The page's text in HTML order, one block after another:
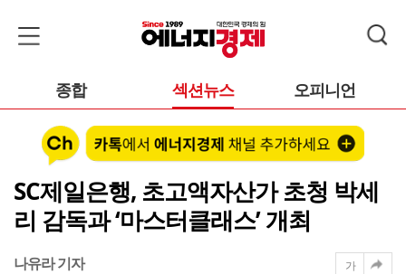
종합 섹션뉴스 오피니언
SC제일은행, 초고액자산가 초청 박세
리 감독과 ‘마스터클래스’ 개최
나유라 기자
가